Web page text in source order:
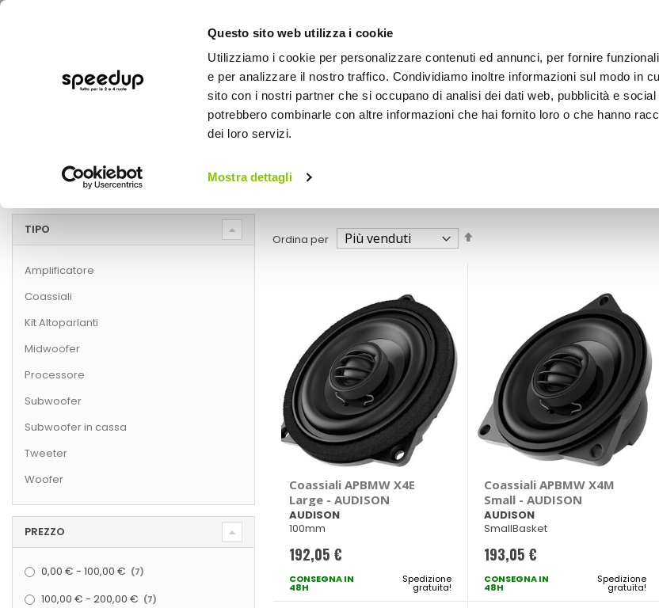
Questo sito web utilizza i cookie
Utilizziamo i cookie per personalizzare contenuti ed annunci, per fornire
e per analizzare il nostro traffico. Condividiamo inoltre informazioni sul modo in
sito con i nostri partner che si occupano di analisi dei dati web, pubblicità e social
potrebbero combinarle con altre informazioni che hai fornito loro o che hanno
dei loro servizi.
Mostra dettagli
BICI OUTDOOR
Marche AUDISON
AUDISON
Ordina per
Coassiali APBMW X4E
Large - AUDISON
AUDISON
100mm
192,05 €
CONSEGNA IN
48H
Spedizione
gratuita!
Coassiali APBMW X4M
Small - AUDISON
AUDISON
SmallBasket
193,05 €
CONSEGNA IN
48H
Spedizione
gratuita!
TIPO
Amplificatore
Coassiali
Kit Altoparlanti
Midwoofer
Processore
Subwoofer
Subwoofer in cassa
Tweeter
Woofer
PREZZO
0,00 € - 100,00 € 7
100,00 € - 200,00 € 7